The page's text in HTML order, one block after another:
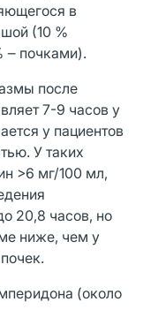
в
(10 %
‒ почками).
после
7-9 часов у
у пациентов
У таких
>6 мг/100 мл,
20,8 часов, но
ниже, чем у
(около